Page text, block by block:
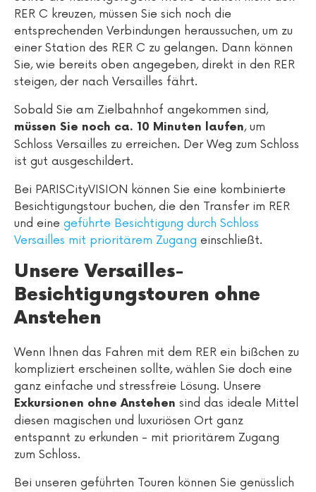
RER C kreuzen, müssen Sie sich noch die
entsprechenden Verbindungen heraussuchen, um zu
einer Station des RER C zu gelangen. Dann können
Sie, wie bereits oben angegeben, direkt in den RER
steigen, der nach Versailles fährt.
Sobald Sie am Zielbahnhof angekommen sind,
müssen Sie noch ca. 10 Minuten laufen, um
Schloss Versailles zu erreichen. Der Weg zum Schloss
ist gut ausgeschildert.
Bei PARISCityVISION können Sie eine kombinierte
Besichtigungstour buchen, die den Transfer im RER
und eine geführte Besichtigung durch Schloss
Versailles mit prioritärem Zugang einschließt.
Unsere Versailles-
Besichtigungstouren ohne
Anstehen
Wenn Ihnen das Fahren mit dem RER ein bißchen zu
kompliziert erscheinen sollte, wählen Sie doch eine
ganz einfache und stressfreie Lösung. Unsere
Exkursionen ohne Anstehen sind das ideale Mittel
diesen magischen und luxuriösen Ort ganz
entspannt zu erkunden - mit prioritärem Zugang
zum Schloss.
Bei unseren geführten Touren können Sie genüsslich